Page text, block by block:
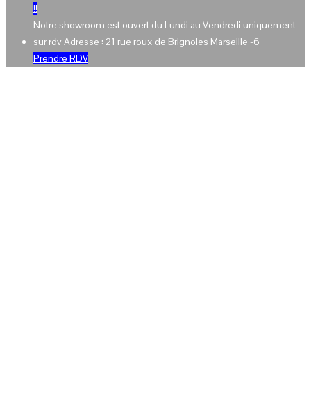
!!
Notre showroom est ouvert du Lundi au Vendredi uniquement
sur rdv Adresse : 21 rue roux de Brignoles Marseille -6
Prendre RDV